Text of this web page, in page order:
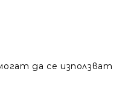
да се използват